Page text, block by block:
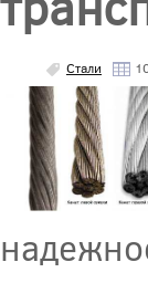
Стали